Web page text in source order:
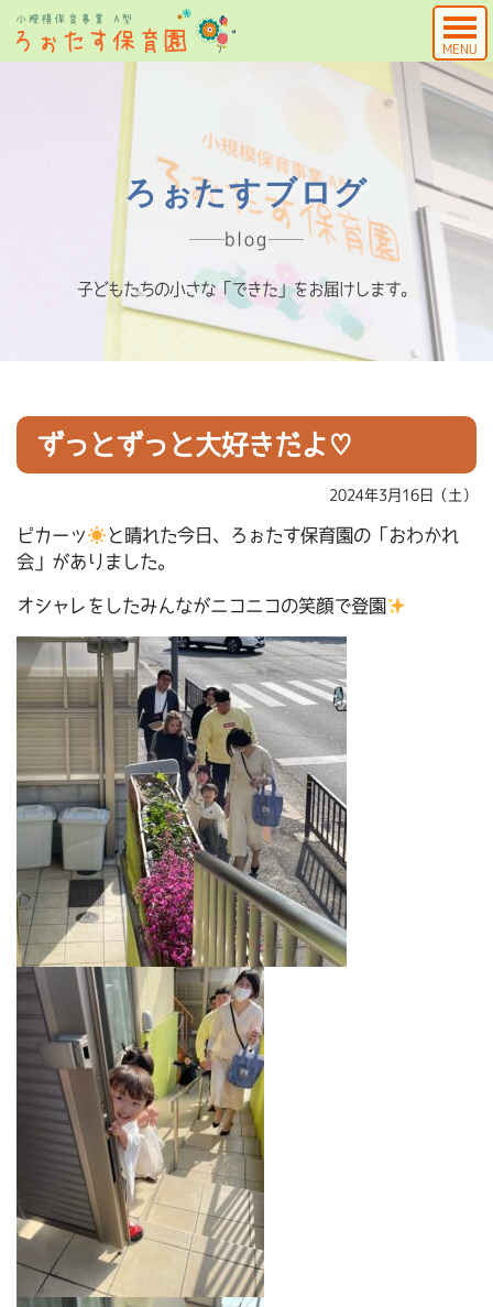
MENU
ろぉたすブログ
blog
子どもたちの小さな「できた」をお届けします。
ずっとずっと大好きだよ♡
2024年3月16日（土）
ピカーッ
と晴れた今日、ろぉたす保育園の「おわかれ
会」がありました。
オシャレをしたみんながニコニコの笑顔で登園